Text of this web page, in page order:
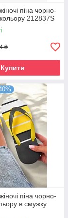
піна чорно-
212837S
₴
Купити
піна чорно-
в смужку